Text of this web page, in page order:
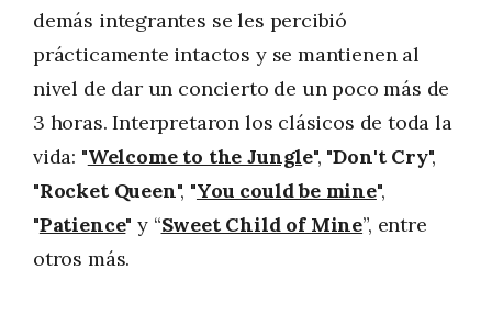
demás integrantes se les percibió
prácticamente intactos y se mantienen al
nivel de dar un concierto de un poco más de
3 horas. Interpretaron los clásicos de toda la
vida: "Welcome to the Jungle", "Don't Cry",
"Rocket Queen", "You could be mine",
"Patience" y “Sweet Child of Mine”, entre
otros más.